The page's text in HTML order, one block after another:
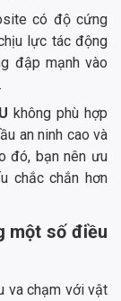
có độ cứng
lực tác động
đập mạnh vào
không phù hợp
an ninh cao và
đó, bạn nên ưu
chắc chắn hơn
một số điều
va chạm với vật